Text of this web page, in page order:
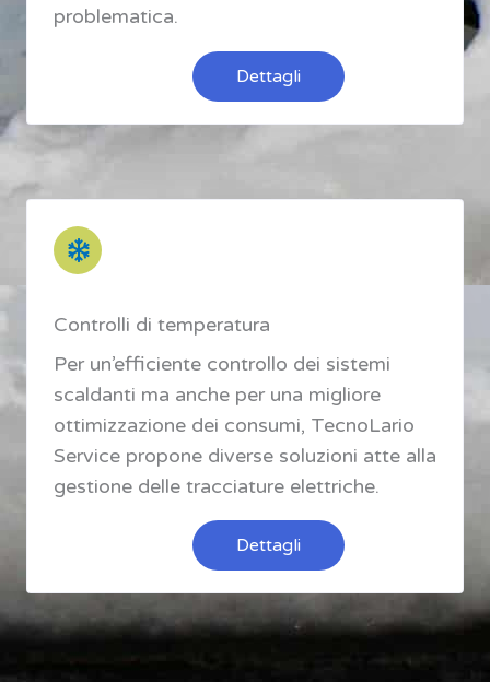
problematica.
Dettagli
Controlli di temperatura
Per un’efficiente controllo dei sistemi
scaldanti ma anche per una migliore
ottimizzazione dei consumi, TecnoLario
Service propone diverse soluzioni atte alla
gestione delle tracciature elettriche.
Dettagli